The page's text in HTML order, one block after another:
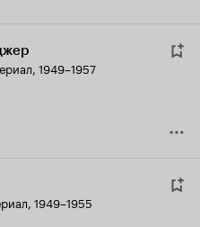
1949–1957
1949–1955